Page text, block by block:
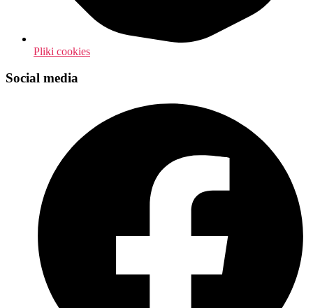
Pliki cookies
Social media